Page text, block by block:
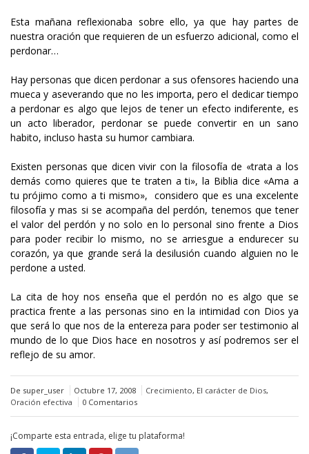
Esta mañana reflexionaba sobre ello, ya que hay partes de
nuestra oración que requieren de un esfuerzo adicional, como el
perdonar…
Hay personas que dicen perdonar a sus ofensores haciendo una
mueca y aseverando que no les importa, pero el dedicar tiempo
a perdonar es algo que lejos de tener un efecto indiferente, es
un acto liberador, perdonar se puede convertir en un sano
habito, incluso hasta su humor cambiara.
Existen personas que dicen vivir con la filosofía de «trata a los
demás como quieres que te traten a ti», la Biblia dice «Ama a
tu prójimo como a ti mismo», considero que es una excelente
filosofía y mas si se acompaña del perdón, tenemos que tener
el valor del perdón y no solo en lo personal sino frente a Dios
para poder recibir lo mismo, no se arriesgue a endurecer su
corazón, ya que grande será la desilusión cuando alguien no le
perdone a usted.
La cita de hoy nos enseña que el perdón no es algo que se
practica frente a las personas sino en la intimidad con Dios ya
que será lo que nos de la entereza para poder ser testimonio al
mundo de lo que Dios hace en nosotros y así podremos ser el
reflejo de su amor.
De super_user Octubre 17, 2008 Crecimiento, El carácter de Dios,
Oración efectiva
0 Comentarios
¡Comparte esta entrada, elige tu plataforma!